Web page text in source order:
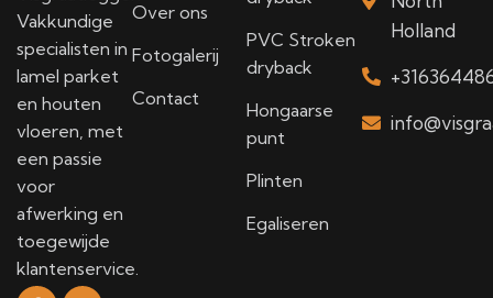
Vakkundige
specialisten in
lamel parket
en houten
vloeren, met
een passie
voor
afwerking en
toegewijde
klantenservice.
Over ons
Fotogalerij
Contact
PVC Stroken
dryback
Hongaarse
punt
Plinten
Egaliseren
Holland